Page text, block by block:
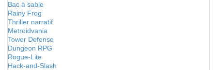
Bac à sable
Rainy Frog
Thriller narratif
Metroidvania
Tower Defense
Dungeon RPG
Rogue-Lite
Hack-and-Slash